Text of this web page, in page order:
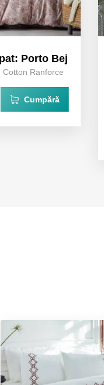
Porto Bej
Cotton Ranforce
Cumpără